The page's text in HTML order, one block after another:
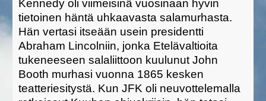
Kennedy oli viimeisinä vuosinaan hyvin
tietoinen häntä uhkaavasta salamurhasta.
Hän vertasi itseään usein presidentti
Abraham Lincolniin, jonka Etelävaltioita
tukeneeseen salaliittoon kuulunut John
Booth murhasi vuonna 1865 kesken
teatteriesitystä. Kun JFK oli neuvottelemalla